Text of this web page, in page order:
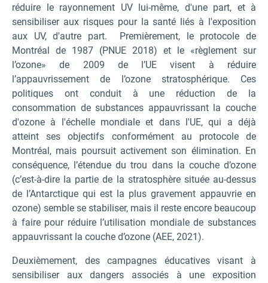
réduire le rayonnement UV lui-même, d'une part, et à
sensibiliser aux risques pour la santé liés à l'exposition
aux UV, d'autre part. Premièrement, le protocole de
Montréal de 1987 (PNUE 2018) et le «règlement sur
l’ozone» de 2009 de l’UE visent à réduire
l’appauvrissement de l’ozone stratosphérique. Ces
politiques ont conduit à une réduction de la
consommation de substances appauvrissant la couche
d'ozone à l'échelle mondiale et dans l'UE, qui a déjà
atteint ses objectifs conformément au protocole de
Montréal, mais poursuit activement son élimination. En
conséquence, l’étendue du trou dans la couche d’ozone
(c’est-à-dire la partie de la stratosphère située au-dessus
de l’Antarctique qui est la plus gravement appauvrie en
ozone) semble se stabiliser, mais il reste encore beaucoup
à faire pour réduire l’utilisation mondiale de substances
appauvrissant la couche d’ozone (AEE, 2021).
Deuxièmement, des campagnes éducatives visant à
sensibiliser aux dangers associés à une exposition